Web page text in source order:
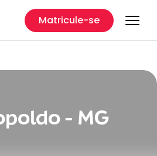
Matricule-se
- MG